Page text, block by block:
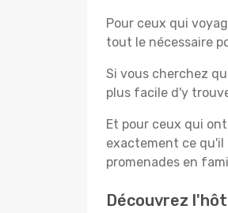
Pour ceux qui
tout le nécessaire
Si vous cherchez
plus facile d'y
Et pour ceux qui
exactement ce
promenades en
Découvrez